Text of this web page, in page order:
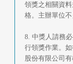
領獎之相關資
格。主辦單位
8. 中獎人請務
行領獎作業。
股份有限公司